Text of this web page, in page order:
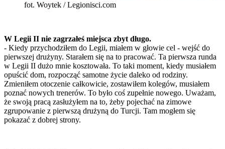
fot. Woytek / Legionisci.com
W Legii II nie zagrzałeś miejsca zbyt długo.
- Kiedy przychodziłem do Legii, miałem w głowie cel - wejść do
pierwszej drużyny. Starałem się na to pracować. Ta pierwsza runda
w Legii II dużo mnie kosztowała. To taki moment, kiedy musiałem
opuścić dom, rozpocząć samotne życie daleko od rodziny.
Zmieniłem otoczenie całkowicie, zostawiłem kolegów, musiałem
poznać nowych trenerów. To było coś zupełnie nowego. Uważam,
że swoją pracą zasłużyłem na to, żeby pojechać na zimowe
zgrupowanie z pierwszą drużyną do Turcji. Tam mogłem się
pokazać z dobrej strony.